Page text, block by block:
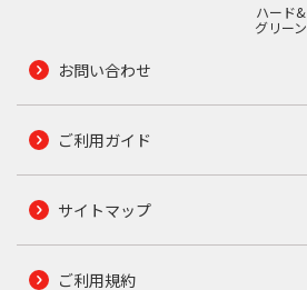
ハード&
グリーン
お問い合わせ
ご利用ガイド
サイトマップ
ご利用規約